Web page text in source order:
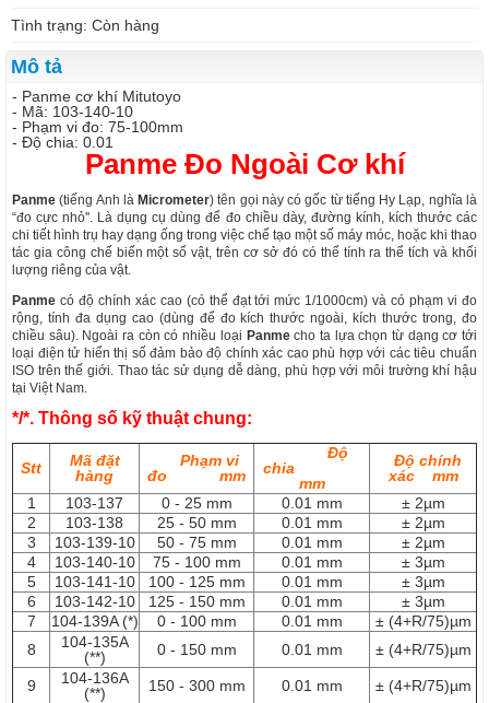
Tình trạng: Còn hàng
Mô tả
- Panme cơ khí Mitutoyo
- Mã: 103-140-10
- Phạm vi đo: 75-100mm
- Độ chia: 0.01
Panme Đo Ngoài Cơ khí
Panme(tiếng Anh là Micrometer) tên gọi này có gốc từ tiếng Hy Lạp, nghĩa là
“đo cực nhỏ''. Là dụng cụ dùng để đo chiều dày, đường kính, kích thước các
chi tiết hình trụ hay dạng ống trong việc chế tạo một số máy móc, hoặc khi thao
tác gia công chế biến một số vật, trên cơ sở đó có thể tính ra thể tích và khối
lượng riêng của vật.
Panme có độ chính xác cao (có thể đạt tới mức 1/1000cm) và có phạm vi đo
rộng, tính đa dụng cao (dùng để đo kích thước ngoài, kích thước trong, đo
chiều sâu). Ngoài ra còn có nhiều loại Panmecho ta lựa chọn từ dạng cơ tới
loại điện tử hiển thị số đảm bảo độ chính xác cao phù hợp với các tiêu chuẩn
ISO trên thế giới. Thao tác sử dụng dễ dàng, phù hợp với môi trường khí hậu
tại Việt Nam.
*/*. Thông số kỹ thuật chung:
Stt
Mã đặt
hàng
Phạm vi
đo mm
Độ
chia
mm
Độ chính
xác mm
1
103-137 0 - 25 mm 0.01 mm
± 2µm
2
103-138 25 - 50 mm 0.01 mm
± 2µm
3
103-139-10 50 - 75 mm 0.01 mm
± 2µm
4
103-140-10 75 - 100 mm 0.01 mm
± 3µm
5
103-141-10 100 - 125 mm 0.01 mm
± 3µm
6
103-142-10 125 - 150 mm 0.01 mm
± 3µm
7
104-139A (*) 0 - 100 mm 0.01 mm
± (4+R/75)µm
8
104-135A
(**)
0 - 150 mm 0.01 mm ± (4+R/75)µm
9
104-136A
(**)
150 - 300 mm 0.01 mm
± (4+R/75)µm